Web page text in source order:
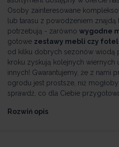
Osoby zainteresowane
lub tarasu z powodzeniem
potrzebują - zarówno wygodne
gotowe zestawy mebli czy
od kilku dobrych sezonów wiodą
kroku zyskują kolejnych wiernych
innych! Gwarantujemy, że z nami
ogrodu jest prostsze, niż
sprawdź, co dla Ciebie
Rozwiń opis